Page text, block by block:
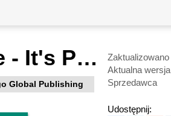
Poppy Game - It's Playtime
Global Publishing
Zaktualizowano
Aktualna wersja
Sprzedawca
Udostępnij: